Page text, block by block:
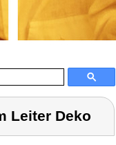
Leiter Deko